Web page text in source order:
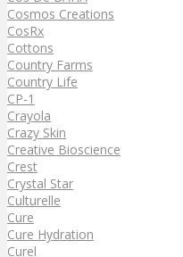
Cosmos Creations
CosRx
Cottons
Country Farms
Country Life
CP-1
Crayola
Crazy Skin
Creative Bioscience
Crest
Crystal Star
Culturelle
Cure
Cure Hydration
Curel